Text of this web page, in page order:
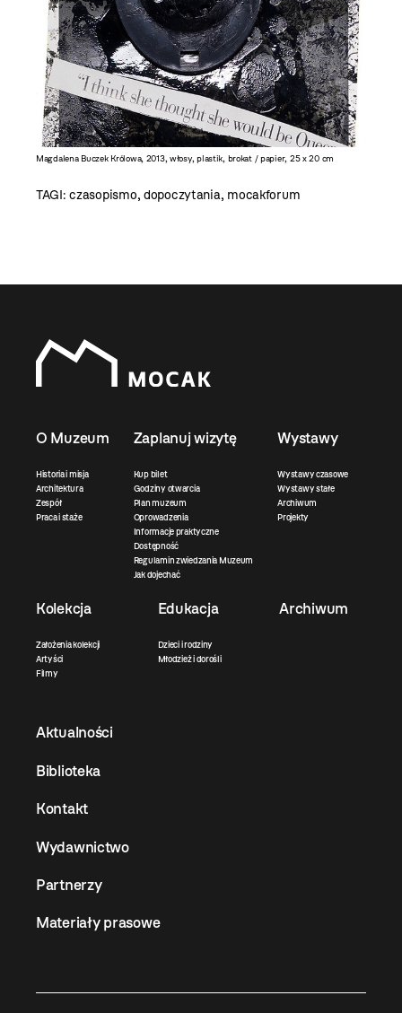
Magdalena Buczek Królowa, 2013, włosy, plastik, brokat / papier, 25 x 20 cm
TAGI:czasopismo, dopoczytania, mocakforum
O Muzeum
Historia i misja
Architektura
Zespół
Praca i staże
Zaplanuj wizytę
Kup bilet
Godziny otwarcia
Plan muzeum
Oprowadzenia
Informacje praktyczne
Dostępność
Regulamin zwiedzania Muzeum
Jak dojechać
Wystawy
Wystawy czasowe
Wystawy stałe
Archiwum
Projekty
Kolekcja
Założenia kolekcji
Artyści
Filmy
Edukacja
Dzieci i rodziny
Młodzież i dorośli
Archiwum
Aktualności
Biblioteka
Kontakt
Wydawnictwo
Partnerzy
Materiały prasowe